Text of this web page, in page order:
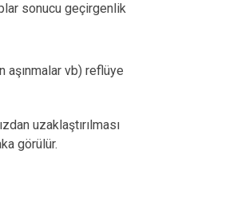
sonucu geçirgenlik
aşınmalar vb) reflüye
uzaklaştırılması
görülür.